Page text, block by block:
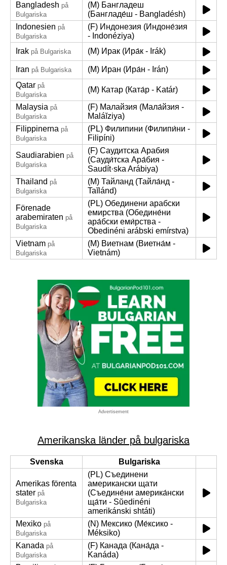
Bangladesh på
Bulgariska
(M) Бангладеш
(Бангладе́ш - Bangladésh)
Indonesien på
Bulgariska
(F) Индонезия (Индоне́зия
- Indonéziya)
Irak på Bulgariska (M) Ирак (Ира́к - Irák)
Iran på Bulgariska
(M) Иран (Ира́н - Irán)
Qatar på
Bulgariska
(M) Катар (Ката́р - Katár)
Malaysia på
Bulgariska
(F) Малайзия (Мала́йзия -
Maláĭziya)
Filippinerna på
Bulgariska
(PL) Филипини (Филипи́ни -
Filipíni)
Saudiarabien på
Bulgariska
(F) Саудитска Арабия
(Сауди́тска Ара́бия -
Saudít·ska Arábiya)
Thailand på
Bulgariska
(M) Тайланд (Тайла́нд -
Taĭlánd)
Förenade
arabemiraten på
Bulgariska
(PL) Обединени арабски
емирства (Обедине́ни
ара́бски еми́рства -
Obedinéni arábski emírstva)
Vietnam på
Bulgariska
(M) Виетнам (Виетна́м -
Vietnám)
Advertisement
Amerikanska länder på bulgariska
Svenska Bulgariska
Amerikas förenta
stater på
Bulgariska
(PL) Съединени
американски щати
(Съедине́ни америка́нски
ща́ти - Sŭedinéni
amerikánski shtáti)
Mexiko på
Bulgariska
(N) Мексико (Ме́ксико -
Méksiko)
Kanada på
Bulgariska
(F) Канада (Кана́да -
Kanáda)